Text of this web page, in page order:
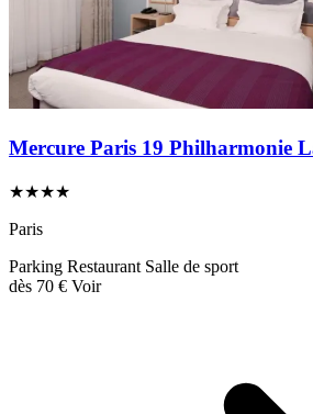
Mercure Paris 19 Philharmonie
★★★★
Paris
Parking Restaurant Salle de sport
dès 70 € Voir